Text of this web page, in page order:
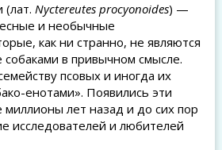
(лат. Nyctereutes procyonoides) —
и необычные
как ни странно, не являются
в привычном смысле.
псовых и иногда их
енотами». Появились эти
миллионы лет назад и до сих пор
исследователей и любителей